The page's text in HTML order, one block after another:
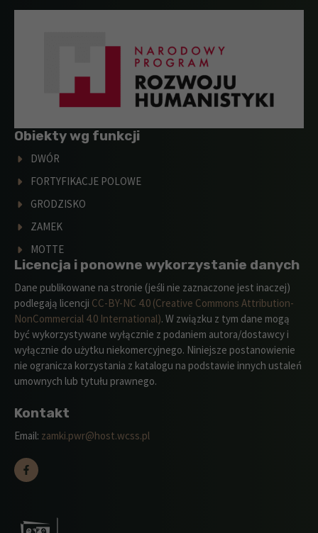
Obiekty wg funkcji
DWÓR
FORTYFIKACJE POLOWE
GRODZISKO
ZAMEK
MOTTE
Licencja i ponowne wykorzystanie danych
Dane publikowane na stronie (jeśli nie zaznaczone jest inaczej)
podlegają licencji CC-BY-NC 4.0 (Creative Commons Attribution-
NonCommercial 4.0 International). W związku z tym dane mogą
być wykorzystywane wyłącznie z podaniem autora/dostawcy i
wyłącznie do użytku niekomercyjnego. Niniejsze postanowienie
nie ogranicza korzystania z katalogu na podstawie innych ustaleń
umownych lub tytułu prawnego.
Kontakt
Email: zamki.pwr@host.wcss.pl